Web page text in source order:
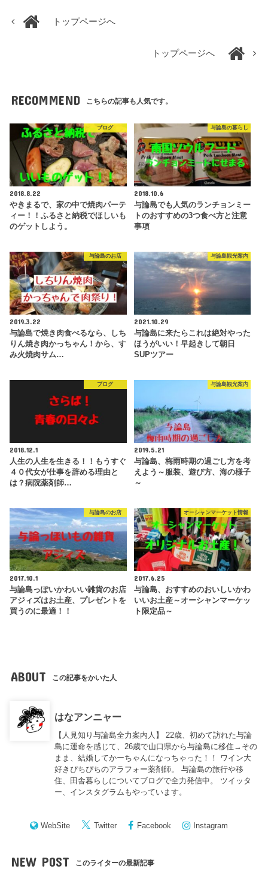
トップページへ
トップページへ
RECOMMEND こちらの記事も人気です。
ブログ
2018.8.22
やきまるで、家の中で焼肉パーテ
ィー！！ふるさと納税でほしいも
のゲットしよう。
与論島の暮らし
2018.10.6
与論島でも人気のランチョンミー
トのおすすめの3つ食べ方と注意
事項
与論島のお店
2019.3.22
与論島で焼き肉食べるなら、しち
りん焼き肉かっちゃん！から、す
み火焼肉サム…
与論島観光案内
2021.10.29
与論島に来たらこれは絶対やった
ほうがいい！早起きして朝日
SUPツアー
ブログ
2018.12.1
人生の人生を生きる！！もうすぐ
４０代女が仕事を辞める理由と
は？病院薬剤師…
与論島観光案内
2019.5.21
与論島、梅雨時期の過ごし方を考
えよう～服装、遊び方、海の様子
～
与論島のお店
2017.10.1
与論島っぽいかわいい雑貨のお店
アジィズはお土産、プレゼントを
買うのに最適！！
オーシャンマーケット情報
2017.6.25
与論島、おすすめのおいしいかわ
いいお土産～オーシャンマーケッ
ト限定品～
ABOUT この記事をかいた人
はなアンニャー
【人見知り与論島全力案内人】 22歳、初めて訪れた与論
島に運命を感じて、26歳で山口県から与論島に移住→その
まま、結婚してかーちゃんになっちゃった！！ ワイン大
好きぴちぴちのアラフォー薬剤師。 与論島の旅行や移
住、田舎暮らしについてブログで全力発信中。 ツイッタ
ー、インスタグラムもやっています。
WebSite Twitter Facebook Instagram
NEW POST このライターの最新記事